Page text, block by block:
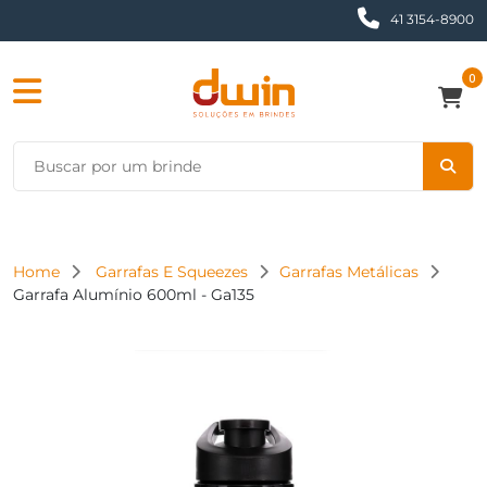
41 3154-8900
0
Home Garrafas E Squeezes
Garrafas Metálicas
Garrafa Alumínio 600ml - Ga135